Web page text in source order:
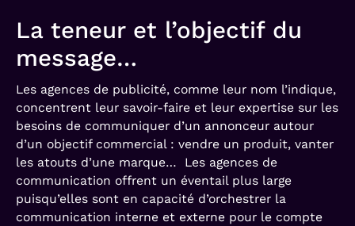
La teneur et l’objectif du
message…
Les agences de publicité, comme leur nom l’indique,
concentrent leur savoir-faire et leur expertise sur les
besoins de communiquer d’un annonceur autour
d’un objectif commercial : vendre un produit, vanter
les atouts d’une marque… Les agences de
communication offrent un éventail plus large
puisqu’elles sont en capacité d’orchestrer la
communication interne et externe pour le compte